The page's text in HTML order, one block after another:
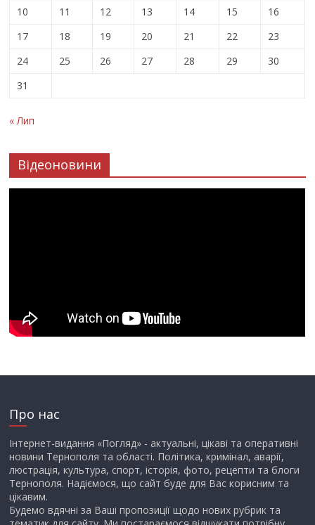
10
11 12 13 14 15
16
17
18 19 20 21 22
23
24
25 26 27 28 29
30
31
« Лип
Відеоновини
Про нас
Інтернет-видання «Погляд» - актуальні, цікаві та оперативні
новини Тернополя та області. Політика, кримінал, аварії,
люстрація, культура, спорт, історія, фото, рецепти та блоги
Тернополя. Надіємося, що сайт буде для Вас корисним та
цікавим.
Будемо вдячні за Ваші пропозиції щодо нових рубрик та